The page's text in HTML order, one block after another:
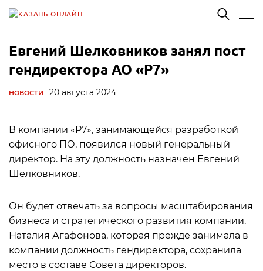
Евгений Шелковников занял пост
гендиректора АО «Р7»
НОВОСТИ 20 августа 2024
В компании «Р7», занимающейся разработкой
офисного ПО, появился новый генеральный
директор. На эту должность назначен Евгений
Шелковников.
Он будет отвечать за вопросы масштабирования
бизнеса и стратегического развития компании.
Наталия Агафонова, которая прежде занимала в
компании должность гендиректора, сохранила
место в составе Совета директоров.